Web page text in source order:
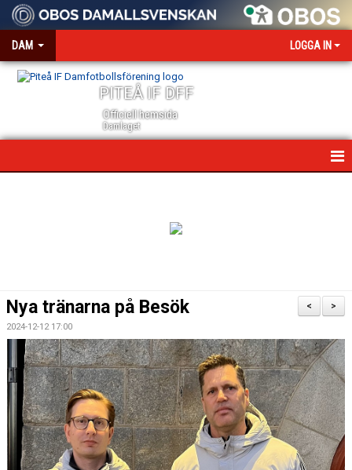
DAM LOGGA IN
PITEÅ IF DFF
Officiell hemsida
Damlaget
KALENDER
MATCHER
MATCHER & SERIETABELL
>
<
Nya tränarna på Besök
2024-12-12 17:00